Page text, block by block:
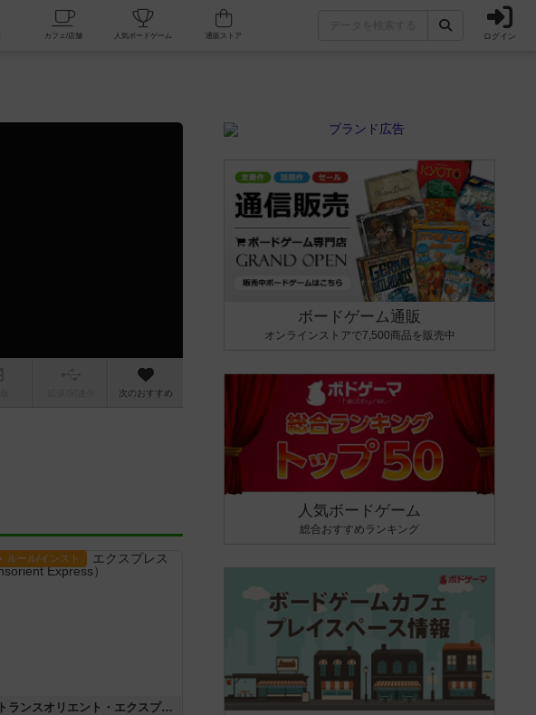
掲示板一覧 カフェ/店舗 人気ボードゲーム ログイン
次のおすすめ
ルール/インスト
トランスオリエント・エクスプレス
ボードゲーム通販
オンラインストアで7,500商品を販売中
人気ボードゲーム
総合おすすめランキング